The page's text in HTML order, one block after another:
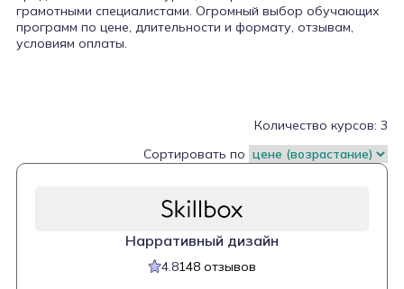
грамотными специалистами. Огромный выбор обучающих
программ по цене, длительности и формату, отзывам,
условиям оплаты.
Количество курсов: 3
Сортировать по
Нарративный дизайн
4.8148 отзывов